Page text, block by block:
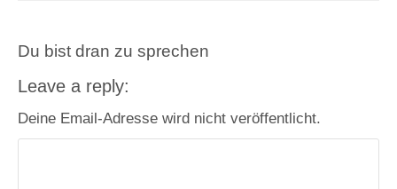
Du bist dran zu sprechen
Leave a reply:
Deine Email-Adresse wird nicht veröffentlicht.